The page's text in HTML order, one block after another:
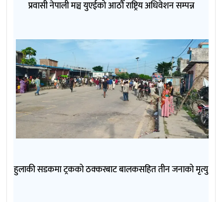
प्रवासी नेपाली मञ्च युएईको आठौँ राष्ट्रिय अधिवेशन सम्पन्न
हुलाकी सडकमा ट्रकको ठक्करबाट बालकसहित तीन जनाको मृत्यु